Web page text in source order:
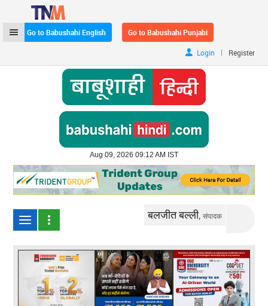
Go to Babushahi English Go to Babushahi Punjabi
Login | Register
Aug 09, 2026 09:12 AM IST
बलजीत बल्ली,संपादक